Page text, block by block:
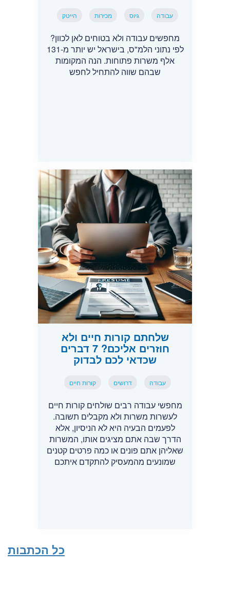
עבודה גיוס מכירות הייטק
מחפשים עבודה ולא בטוחים לאן לכוון?
לפי נתוני הלמ"ס, בישראל יש יותר מ-131
אלף משרות פתוחות. הנה המקומות
שבהם שווה להתחיל לחפש
שלחתם קורות חיים ולא
חוזרים אליכם? 7 דברים
שכדאי לכם לבדוק
עבודה דרושים קורות חיים
מחפשי עבודה רבים שולחים קורות חיים
לעשרות משרות ולא מקבלים תשובה.
לפעמים הבעיה היא לא הניסיון, אלא
הדרך שבה אתם מציגים אותו, המשרות
שאליהן אתם פונים או כמה פרטים קטנים
שמונעים מהמעסיק להתקדם איתכם
כל הכתבות